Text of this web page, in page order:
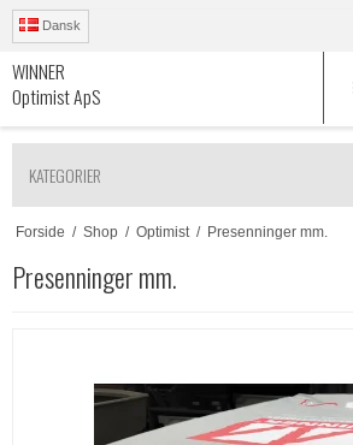
Dansk
WINNER
Optimist ApS
KATEGORIER
Forside / Shop / Optimist / Presenninger mm.
Presenninger mm.